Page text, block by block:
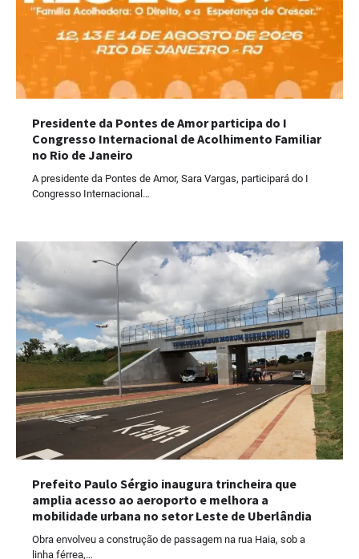
Presidente da Pontes de Amor participa do I
Congresso Internacional de Acolhimento Familiar
no Rio de Janeiro
A presidente da Pontes de Amor, Sara Vargas, participará do I
Congresso Internacional…
Prefeito Paulo Sérgio inaugura trincheira que
amplia acesso ao aeroporto e melhora a
mobilidade urbana no setor Leste de Uberlândia
Obra envolveu a construção de passagem na rua Haia, sob a
linha férrea,…